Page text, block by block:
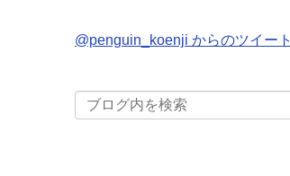
@penguin_koenji からのツイート